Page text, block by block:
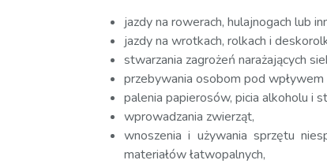
jazdy na rowerach, hulajnogach lub
jazdy na wrotkach, rolkach i
stwarzania zagrożeń narażających
przebywania osobom pod
palenia papierosów, picia alkoholu i
wprowadzania zwierząt,
wnoszenia i używania sprzętu
materiałów łatwopalnych,